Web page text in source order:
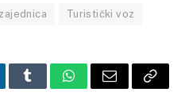
Turistički voz
TumblrWhatsApp
Email Copy